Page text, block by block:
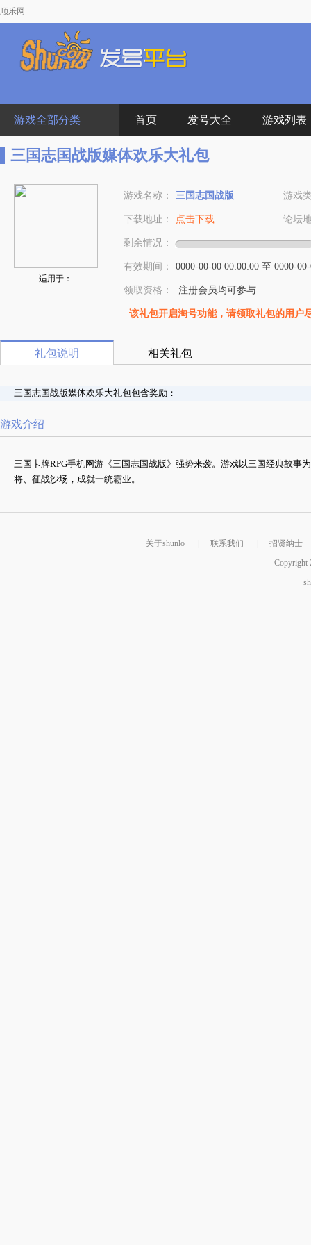
顺乐网
游戏全部分类 首页 发号大全 游戏列表
三国志国战版媒体欢乐大礼包
适用于：
游戏名称： 三国志国战版 游戏
下载地址： 点击下载 论坛
剩余情况：
有效期间： 0000-00-00 00:00:00 至 0000-
领取资格： 注册会员均可参与
该礼包开启淘号功能，请领取礼包的用户
礼包说明 相关礼包
三国志国战版媒体欢乐大礼包包含奖励：
游戏介绍
三国卡牌RPG手机网游《三国志国战版》强势来袭。游戏以三国经典故
将、征战沙场，成就一统霸业。
关于shunlo 联系我们
招贤纳士
Copyright